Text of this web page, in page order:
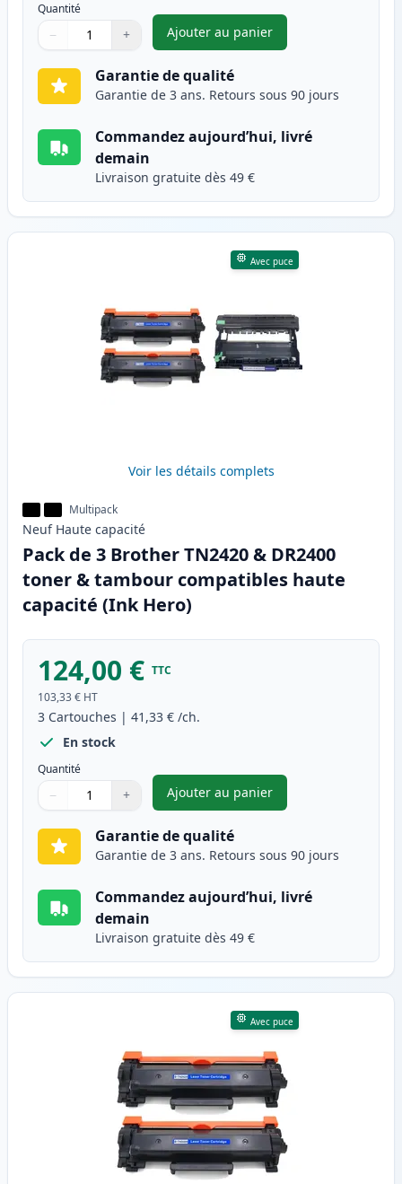
Quantité
Quantité
Utilisez les boutons pour ajuster
− +
Quantité
Ajouter au panier
,Pack de 5 Brother TN2420
Garantie de qualité
Garantie de 3 ans. Retours sous 90 jours
Commandez aujourd’hui, livré
demain
Livraison gratuite dès 49 €
Avec puce
Voir les détails complets
Multipack
Neuf Haute capacité
Pack de 3 Brother TN2420 & DR2400
toner & tambour compatibles haute
capacité (Ink Hero)
124,00 € TTC
103,33 € HT
3 Cartouches | 41,33 € /ch.
En stock
Quantité
Quantité
Utilisez les boutons pour ajuster
− +
Quantité
Ajouter au panier
,Pack de 3 Brother TN2420
Garantie de qualité
Garantie de 3 ans. Retours sous 90 jours
Commandez aujourd’hui, livré
demain
Livraison gratuite dès 49 €
Avec puce